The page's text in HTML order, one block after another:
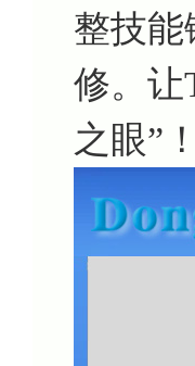
整技能
修。让
之眼”！